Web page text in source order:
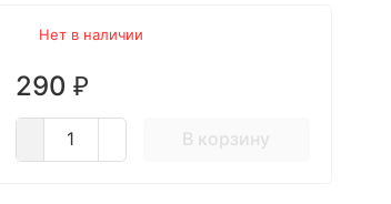
Нет в наличии
290 ₽
В корзину